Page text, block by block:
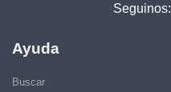
Seguinos:
Ayuda
Buscar